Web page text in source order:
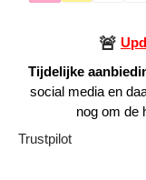
Volg je
🚨
Tijdelijke
social media en
nog om de
Trustpilot